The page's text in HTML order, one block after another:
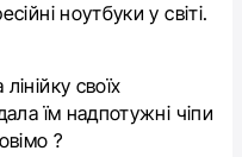
ноутбуки у світі.
своїх
їм надпотужні чіпи
?